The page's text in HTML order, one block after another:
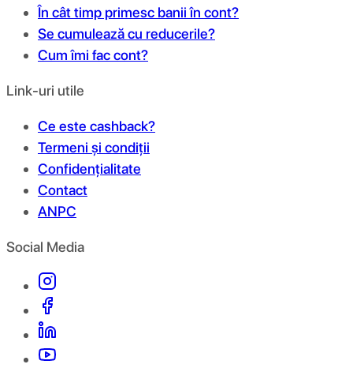
În cât timp primesc banii în cont?
Se cumulează cu reducerile?
Cum îmi fac cont?
Link-uri utile
Ce este cashback?
Termeni și condiții
Confidențialitate
Contact
ANPC
Social Media